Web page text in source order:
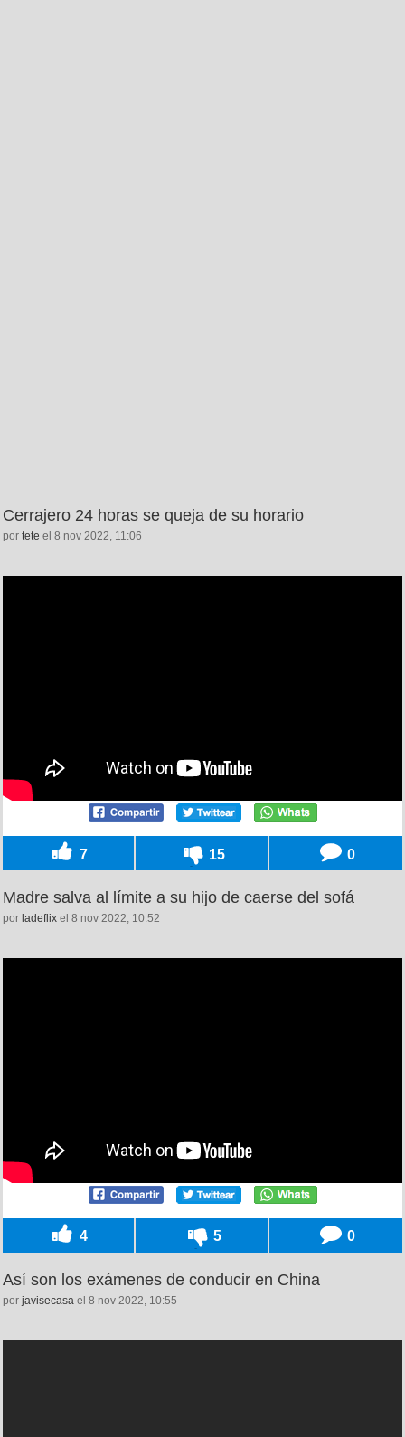
Cerrajero 24 horas se queja de su horario
por tete el 8 nov 2022, 11:06
7 15 0
Madre salva al límite a su hijo de caerse del sofá
por ladeflix el 8 nov 2022, 10:52
4 5 0
Así son los exámenes de conducir en China
por javisecasa el 8 nov 2022, 10:55